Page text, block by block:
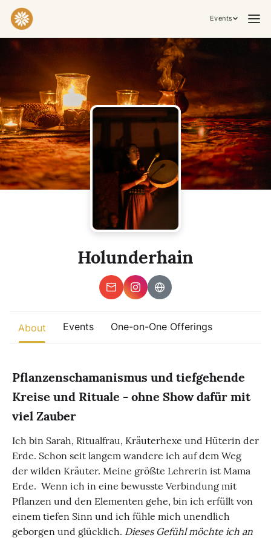
Events
Practices & Inner Work
Yoga
Meditation
Breathwork
Embodiment
Tantra
Ceremony, Music & Movement
Kirtan
Sound Healing
Cacao Ceremony
world wide
A global view of gatherings where connection, presence, and
growth are actively unfolding.
Holunderhain
About Events One-on-One Offerings
Pflanzenschamanismus und tiefgehende
Kreise und Rituale - ohne Show dafür mit
viel Zauber
Ich bin Sarah, Ritualfrau, Kräuterhexe und Hüterin der
Erde. ​ Schon seit langem wandere ich auf dem Weg
der wilden Kräuter. Meine größte Lehrerin ist Mama
Erde. Wenn ich in eine bewusste Verbindung mit
Pflanzen und den Elementen gehe, bin ich erfüllt von
einem tiefen Sinn und ich fühle mich unendlich
geborgen und glücklich. ​ Dieses Gefühl möchte ich an